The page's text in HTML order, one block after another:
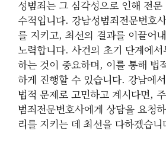
성범죄는 그 심각성으로 인해 전
수적입니다. 강남성범죄전문변호
를 지키고, 최선의 결과를 이끌어
노력합니다. 사건의 초기 단계에
하는 것이 중요하며, 이를 통해 법
하게 진행할 수 있습니다. 강남에
법적 문제로 고민하고 계시다면,
범죄전문변호사에게 상담을 요청
리를 지키는 데 최선을 다하겠습니